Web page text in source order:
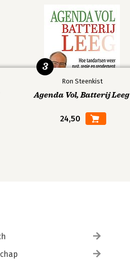
Ron Steenkist
Agenda Vol, Batterij Leeg
24,50
3